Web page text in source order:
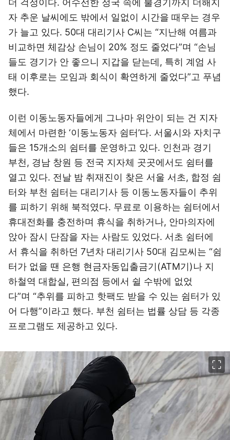
더 걱정이다. 어수선한 정국 속에 불경기까지 더해지
자 추운 날씨에도 밖에서 일없이 시간을 때우는 경우
가 늘고 있다. 50대 대리기사 C씨는 “지난해 여름과
비교하면 체감상 손님이 20% 정도 줄었다”며 “손님
들도 경기가 안 좋으니 지갑을 닫는데, 특히 계엄 사
태 이후로는 모임과 회식이 확연하게 줄었다”고 푸념
했다.
이런 이동노동자들에게 그나마 위안이 되는 건 지자
체에서 마련한 ‘이동노동자 쉼터’다. 서울시와 자치구
들은 15개소의 쉼터를 운영하고 있다. 인천과 경기
부천, 경남 창원 등 전국 지자체 곳곳에서도 쉼터를
열고 있다. 전날 밤 취재진이 찾은 서울 서초, 합정 쉼
터와 부천 쉼터는 대리기사 등 이동노동자들이 추위
를 피하기 위해 북적였다. 무료로 이용하는 쉼터에서
휴대전화를 충전하며 휴식을 취하거나, 안마의자에
앉아 잠시 단잠을 자는 사람도 있었다. 서초 쉼터에
서 휴식을 취하던 7년차 대리기사 50대 김모씨는 “쉼
터가 없을 땐 은행 현금자동입출금기(ATM기)나 지
하철역 대합실, 편의점 등에서 쉴 수밖에 없었
다”며 “추위를 피하고 핫팩도 받을 수 있는 쉼터가 있
어 다행”이라고 했다. 부천 쉼터는 법률 상담 등 각종
프로그램도 제공하고 있다.